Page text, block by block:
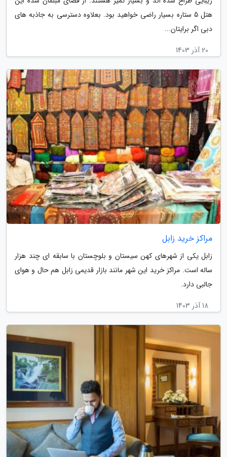
هتل 5 ستاره بسیار راضی خواهید بود. بعلاوه دسترسی به جاذبه های
دبی اگر برایتان...
20 آذر 1403
مراکز خرید زابل
زابل یکی از شهرهای کهن سیستان و بلوچستان با سابقه ای چند هزار
ساله است. مراکز خرید این شهر مانند بازار قدیمی زابل هم حال و هوای
جالبی دارد.
18 آذر 1403